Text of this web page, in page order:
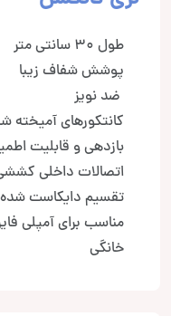
طول 30 سانتی متر
پوشش شفاف زیبا
ضد نویز
کانتکورهای آمیخته
بازدهی و قابلیت
اتصالات داخلی
تقسیم دایکاست
مناسب برای آمپلی
خانگی